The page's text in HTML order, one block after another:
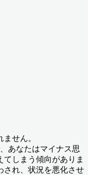
せん。
あなたはマイナス思
しまう傾向がありま
され、状況を悪化させ